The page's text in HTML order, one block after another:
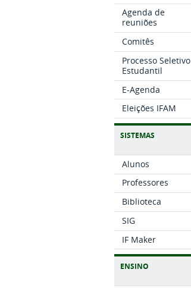
Agenda de
reuniões
Comitês
Processo Seletivo
Estudantil
E-Agenda
Eleições IFAM
SISTEMAS
Alunos
Professores
Biblioteca
SIG
IF Maker
ENSINO